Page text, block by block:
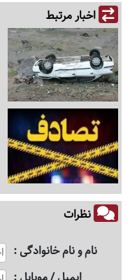
اخبار مرتبط
نظرات
نام و نام خانوادگی